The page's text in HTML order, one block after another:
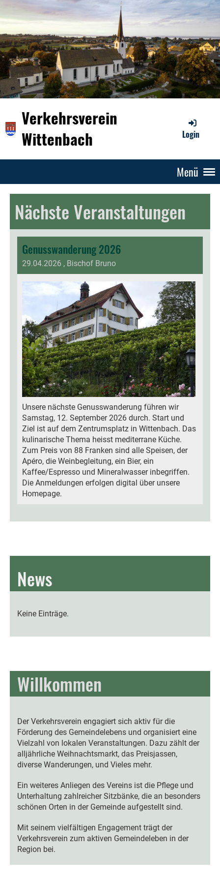
Verkehrsverein
Wittenbach
Login
Menü
Nächste Veranstaltungen
Genusswanderung 2026
29.04.2026 , Bischof Bruno
Unsere nächste Genusswanderung führen wir
Samstag, 12. September 2026 durch. Start und
Ziel ist auf dem Zentrumsplatz in Wittenbach. Das
kulinarische Thema heisst mediterrane Küche.
Zum Preis von 88 Franken sind alle Speisen, der
Apéro, die Weinbegleitung, ein Bier, ein
Kaffee/Espresso und Mineralwasser inbegriffen.
Die Anmeldungen erfolgen digital über unsere
Homepage.
News
Keine Einträge.
Willkommen
Der Verkehrsverein engagiert sich aktiv für die
Förderung des Gemeindelebens und organisiert eine
Vielzahl von lokalen Veranstaltungen. Dazu zählt der
alljährliche Weihnachtsmarkt, das Preisjassen,
diverse Wanderungen, und Vieles mehr.
Ein weiteres Anliegen des Vereins ist die Pflege und
Unterhaltung zahlreicher Sitzbänke, die an besonders
schönen Orten in der Gemeinde aufgestellt sind.
Mit seinem vielfältigen Engagement trägt der
Verkehrsverein zum aktiven Gemeindeleben in der
Region bei.